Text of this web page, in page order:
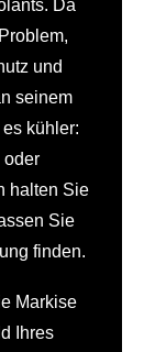
Da
und
seinem
kühler:
oder
halten Sie
Sie
finden.
Markise
Ihres